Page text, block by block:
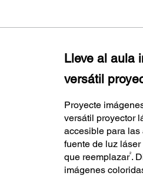
Lleve al aula
versátil
Proyecte
versátil proyector
accesible para
fuente de luz
que reemplazar2.
imágenes